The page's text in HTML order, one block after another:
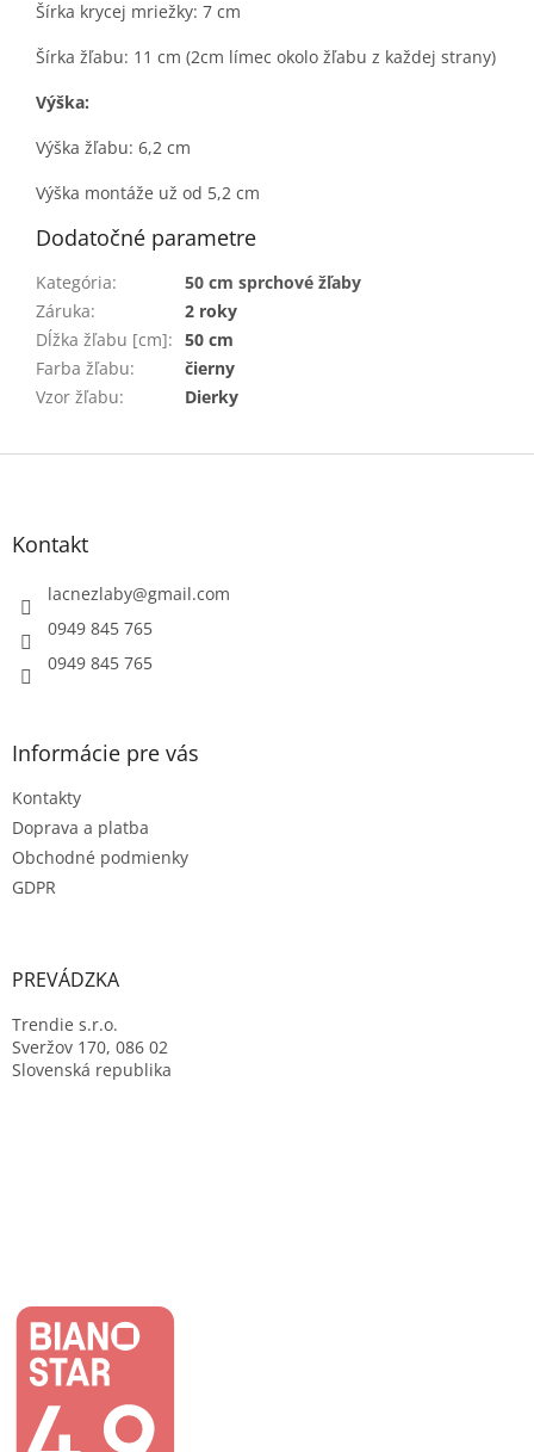
Šírka krycej mriežky: 7 cm
Šírka žľabu: 11 cm (2cm límec okolo žľabu z každej strany)
Výška:
Výška žľabu: 6,2 cm
Výška montáže už od 5,2 cm
Dodatočné parametre
Kategória:
50 cm sprchové žľaby
Záruka:
2 roky
Dĺžka žľabu [cm]: 50 cm
Farba žľabu:
čierny
Vzor žľabu: Dierky
Z
Kontakt
lacnezlaby@gmail.com
0949 845 765
0949 845 765
Informácie pre vás
Kontakty
Doprava a platba
Obchodné podmienky
GDPR
PREVÁDZKA
Trendie s.r.o.
Sveržov 170, 086 02
Slovenská republika